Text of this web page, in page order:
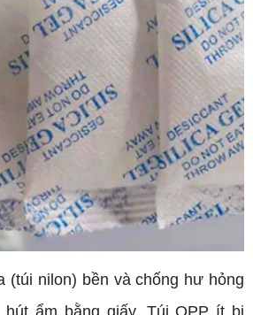
(túi nilon) bền và chống hư hỏng
ẩm bằng giấy. Túi OPP ít bị